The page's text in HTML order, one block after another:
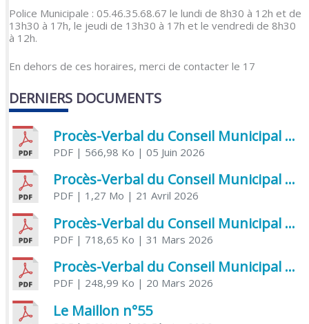
Police Municipale : 05.46.35.68.67 le lundi de 8h30 à 12h et de
13h30 à 17h, le jeudi de 13h30 à 17h et le vendredi de 8h30
à 12h.
En dehors de ces horaires, merci de contacter le 17
DERNIERS DOCUMENTS
Procès-Verbal du Conseil Municipal du 5 juin 2026
PDF| 566,98 Ko | 05 Juin 2026
Procès-Verbal du Conseil Municipal du 21 avril 2026
PDF| 1,27 Mo | 21 Avril 2026
Procès-Verbal du Conseil Municipal du 31 mars 2026
PDF| 718,65 Ko | 31 Mars 2026
Procès-Verbal du Conseil Municipal du 20 mars 2026
PDF| 248,99 Ko | 20 Mars 2026
Le Maillon n°55